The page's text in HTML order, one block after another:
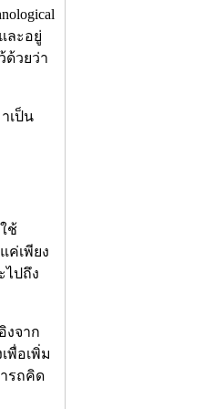
ละอยู่
ด้วยว่า
เป็น
ช้
ค่เพียง
ไปถึง
งจาก
พื่อเพิ่ม
รถคิด